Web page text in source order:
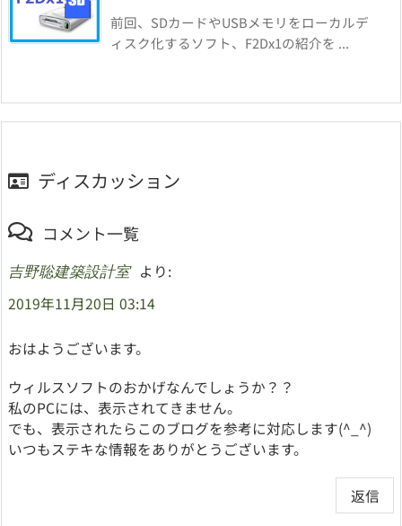
前回、SDカードやUSBメモリをローカルデ
ィスク化するソフト、F2Dx1の紹介を ...
ディスカッション
コメント一覧
吉野聡建築設計室
より:
2019年11月20日 03:14
おはようございます。
ウィルスソフトのおかげなんでしょうか？？
私のPCには、表示されてきません。
でも、表示されたらこのブログを参考に対応します(^_^)
いつもステキな情報をありがとうございます。
返信